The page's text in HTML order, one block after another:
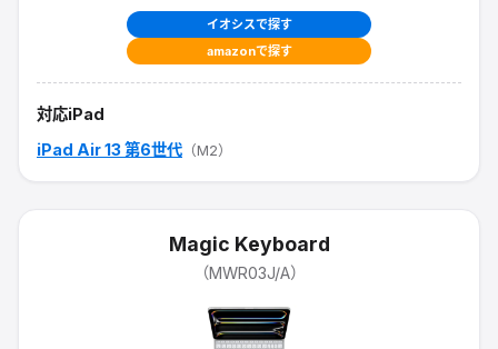
イオシスで探す
amazonで探す
対応iPad
iPad Air 13 第6世代 （M2）
Magic Keyboard
（MWR03J/A）